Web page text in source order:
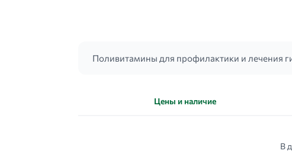
Поливитамины для профилактики и лечения
Цены и наличие
В